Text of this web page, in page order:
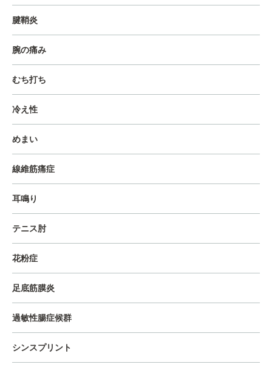
腱鞘炎
腕の痛み
むち打ち
冷え性
めまい
線維筋痛症
耳鳴り
テニス肘
花粉症
足底筋膜炎
過敏性腸症候群
シンスプリント